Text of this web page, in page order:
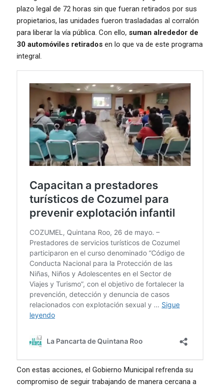
plazo legal de 72 horas sin que fueran retirados por sus
propietarios, las unidades fueron trasladadas al corralón
para liberar la vía pública. Con ello, suman alrededor de
30 automóviles retirados en lo que va de este programa
integral.
Con estas acciones, el Gobierno Municipal refrenda su
compromiso de seguir trabajando de manera cercana a